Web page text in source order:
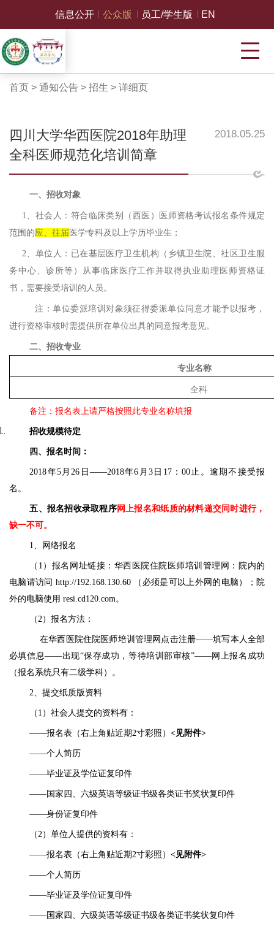
信息公开 公众版 员工/学生版 EN
首页 > 通知公告> 招生 > 详细页
四川大学华西医院2018年助理
全科医师规范化培训简章
2018.05.25
一、招收对象
1、社会人：符合临床类别（西医）医师资格考试报名条件规定
范围的应、往届 医学专科及以上学历毕业生；
2、单位人： 已在基层医疗卫生机构（乡镇卫生院、社区卫生服
务中心、诊所等）从事临床 医疗 工作并取得执业助理医师资格证
书，需要接受培训的人员 。
注：单位委派培训对象须征得委派单位同意才能予以报考，
进行资格审核时需提供所在单位出具的同意报考意见。
二、招收专业
专业名称
全科
备注：报名表上请严格按照此专业名称填报
招收规模待定
四、报名时间：
2018年5月 26 日 ——201 8年6 月3 日 17：00 止。 逾期不接受报
名。
五、报名招收录取程序网上报名和纸质的材料递交同时进行，
缺一不可。
1、网络报名
（ 1）报名网址链接：华西医院住院医师培训管理网：院内的
电脑请访问 http://192.168.130.60 （必须是可以上外网的电脑）；院
外的电脑使用 resi.cd120.com 。
（ 2）报名方法：
在华西医院住院医师培训管理网点击注册——填写本人全部
必填信息——出现“保存成功，等待培训部审核”——网上报名成功
（报名系统只有二级学科）。
2、提交纸质版资料
（ 1）社会人提交的资料有：
——报名表（右上角贴近期2寸彩照）<见附件>
——个人简历
——毕业证及学位证复印件
——国家四、六级英语等级证书级各类证书奖状复印件
——身份证复印件
（ 2 ）单位人提供的资料有：
——报名表（右上角贴近期2寸彩照）<见附件>
——个人简历
——毕业证及学位证复印件
——国家四、六级英语等级证书级各类证书奖状复印件